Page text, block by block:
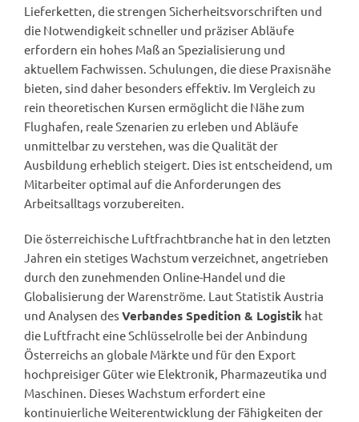
Lieferketten, die strengen Sicherheitsvorschriften und
die Notwendigkeit schneller und präziser Abläufe
erfordern ein hohes Maß an Spezialisierung und
aktuellem Fachwissen. Schulungen, die diese Praxisnähe
bieten, sind daher besonders effektiv. Im Vergleich zu
rein theoretischen Kursen ermöglicht die Nähe zum
Flughafen, reale Szenarien zu erleben und Abläufe
unmittelbar zu verstehen, was die Qualität der
Ausbildung erheblich steigert. Dies ist entscheidend, um
Mitarbeiter optimal auf die Anforderungen des
Arbeitsalltags vorzubereiten.
Die österreichische Luftfrachtbranche hat in den letzten
Jahren ein stetiges Wachstum verzeichnet, angetrieben
durch den zunehmenden Online-Handel und die
Globalisierung der Warenströme. Laut Statistik Austria
und Analysen des Verbandes Spedition & Logistik hat
die Luftfracht eine Schlüsselrolle bei der Anbindung
Österreichs an globale Märkte und für den Export
hochpreisiger Güter wie Elektronik, Pharmazeutika und
Maschinen. Dieses Wachstum erfordert eine
kontinuierliche Weiterentwicklung der Fähigkeiten der